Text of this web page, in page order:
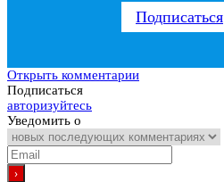
Подписаться
Открыть комментарии
Подписаться
авторизуйтесь
Уведомить о